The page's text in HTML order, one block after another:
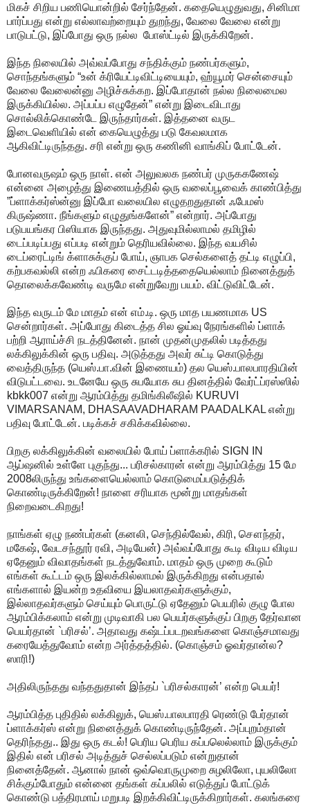
மிகச் சிறிய பணியொன்றில் சேர்ந்தேன். கதையெழுதுவது, சினிமா
பார்ப்பது என்று எல்லாவற்றையும் துறந்து, வேலை வேலை என்று
பாடுபட்டு, இப்போது ஒரு நல்ல போஸ்ட்டில் இருக்கிறேன்.
இந்த நிலையில் அவ்வப்போது சந்திக்கும் நண்பர்களும்,
சொந்தங்களும் “உன் க்ரியேட்டிவிட்டியையும், ஹ்யூமர் சென்சையும்
வேலை வேலைன்னு அழிச்சுக்கற. இப்போதான் நல்ல நிலைமைல
இருக்கியில்ல. அப்பப்ப எழுதேன்” என்று இடைவிடாது
சொல்லிக்கொண்டே இருந்தார்கள். இத்தனை வருட
இடைவெளியில் என் கையெழுத்து படு கேவலமாக
ஆகிவிட்டிருந்தது. சரி என்று ஒரு கணினி வாங்கிப் போட்டேன்.
போனவருஷம் ஒரு நாள். என் அலுவலக நண்பர் முருககணேஷ்
என்னை அழைத்து இணையத்தில் ஒரு வலைப்பூவைக் காண்பித்து
”ப்ளாக்கர்ஸ்ன்னு இப்போ வலையில எழுதறதுதான் ஃபேமஸ்
கிருஷ்ணா. நீங்களும் எழுதுங்களேன்” என்றார். அப்போது
படுபயங்கர பிஸியாக இருந்தது. அதுவுமில்லாமல் தமிழில்
டைப்படிப்பது எப்படி என்றும் தெரியவில்லை. இந்த வயசில்
டைப்ரைட்டிங் க்ளாசுக்குப் போய், ஞாபக செல்களைத் தட்டி எழுப்பி,
கற்பகவல்லி என்ற ஃபிகரை சைட்டடித்ததையெல்லாம் நினைத்துத்
தொலைக்கவேண்டி வருமே என்றுவேறு பயம். விட்டுவிட்டேன்.
இந்த வருடம் மே மாதம் என் எம்.டி. ஒரு மாத பயணமாக US
சென்றார்கள். அப்போது கிடைத்த சில ஓய்வு நேரங்களில் ப்ளாக்
பற்றி ஆராய்ச்சி நடத்தினேன். நான் முதன்முதலில் படித்தது
லக்கிலுக்கின் ஒரு பதிவு. அடுத்தது அவர் சுட்டி கொடுத்து
வைத்திருந்த (யெஸ்.பா.வின் இணையம்) தல யெஸ்.பாலபாரதியின்
விடுபட்டவை. உடனேயே ஒரு சுபயோக சுப தினத்தில் வேர்ட்ப்ரஸ்ஸில்
kbkk007 என்று ஆரம்பித்து தமிங்கிலீஷில் KURUVI
VIMARSANAM, DHASAAVADHARAM PAADALKAL என்று
பதிவு போட்டேன். படிக்கச் சகிக்கவில்லை.
பிறகு லக்கிலுக்கின் வலையில் போய் ப்ளாக்கரில் SIGN IN
ஆப்ஷனில் உள்ளே புகுந்து... பரிசல்காரன் என்று ஆரம்பித்து 15 மே
2008லிருந்து உங்களையெல்லாம் கொடுமைப்படுத்திக்
கொண்டிருக்கிறேன்! நாளை சரியாக மூன்று மாதங்கள்
நிறைவடைகிறது!
நாங்கள் ஏழு நண்பர்கள் (கனலி, செந்தில்வேல், கிரி, சௌந்தர்,
மகேஷ், வேடசந்தூர் ரவி, அடியேன்) அவ்வப்போது கூடி விடிய விடிய
ஏதேனும் விவாதங்கள் நடத்துவோம். மாதம் ஒரு முறை கூடும்
எங்கள் கூட்டம் ஒரு இலக்கில்லாமல் இருக்கிறது என்பதால்
எங்களால் இயன்ற உதவியை இயலாதவர்களுக்கும்,
இல்லாதவர்களும் செய்யும் பொருட்டு ஏதேனும் பெயரில் குழு போல
ஆரம்பிக்கலாம் என்று முடிவாகி பல பெயர்களுக்குப் பிறகு தேர்வான
பெயர்தான் `பரிசல்’. அதாவது கஷ்டப்படறவங்களை கொஞ்சமாவது
கரையேத்துவோம் என்ற அர்த்தத்தில். (கொஞ்சம் ஓவர்தான்ல?
ஸாரி!)
அதிலிருந்தது வந்ததுதான் இந்தப் `பரிசல்காரன்’ என்ற பெயர்!
ஆரம்பித்த புதிதில் லக்கிலுக், யெஸ்.பாலபாரதி ரெண்டு பேர்தான்
ப்ளாக்கர்ஸ் என்று நினைத்துக் கொண்டிருந்தேன். அப்புறம்தான்
தெரிந்தது.. இது ஒரு கடல்! பெரிய பெரிய கப்பலெல்லாம் இருக்கும்
இதில் என் பரிசல் அடித்துச் செல்லப்படும் என்றுதான்
நினைத்தேன். ஆனால் நான் ஒவ்வொருமுறை சுழலிலோ, புயலிலோ
சிக்கும்போதும் என்னை தங்கள் கப்பலில் எடுத்துப் போட்டுக்
கொண்டு பத்திரமாய் மறுபடி இறக்கிவிட்டிருக்கிறார்கள். கலங்கரை